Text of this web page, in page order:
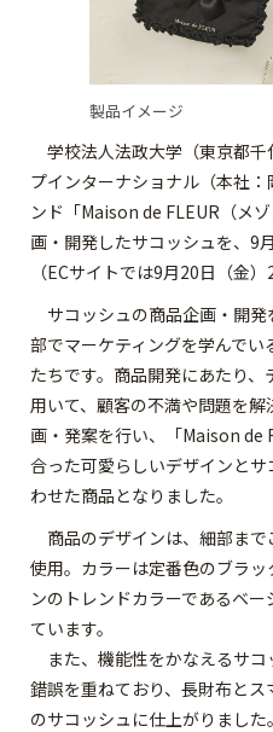
製品イメージ
学校法人法政大学（東京都千
プインターナショナル（本社
ンド「Maison de FLEUR（メ
画・開発したサコッシュを、9
（ECサイトでは9月20日（金
サコッシュの商品企画・開
部でマーケティングを学んで
たちです。商品開発にあたり
用いて、顧客の不満や問題を
画・発案を行い、「Maison de
合った可愛らしいデザインと
わせた商品となりました。
商品のデザインは、細部ま
使用。カラーは定番色のブラ
ンのトレンドカラーであるベ
ています。
また、機能性をかなえるサ
錯誤を重ねており、長財布と
のサコッシュに仕上がりました。